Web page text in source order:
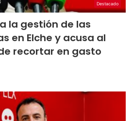
Destacado
la gestión de las
en Elche y acusa al
recortar en gasto